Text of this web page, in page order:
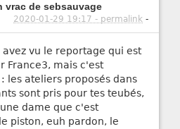
vrac de sebsauvage
2020-01-29 19:17 - permalink -
avez vu le reportage qui est
France3, mais c'est
les ateliers proposés dans
sont pris pour tes teubés,
dame que c'est
piston, euh pardon, le